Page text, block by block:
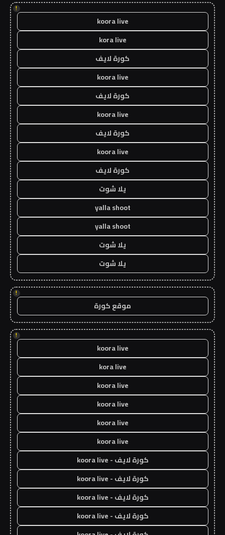
!
koora live
kora live
كورة لايف
koora live
كورة لايف
koora live
كورة لايف
koora live
كورة لايف
يلا شوت
yalla shoot
yalla shoot
يلا شوت
يلا شوت
!
موقع كورة
!
koora live
kora live
koora live
koora live
koora live
koora live
كورة لايف - koora live
كورة لايف - koora live
كورة لايف - koora live
كورة لايف - koora live